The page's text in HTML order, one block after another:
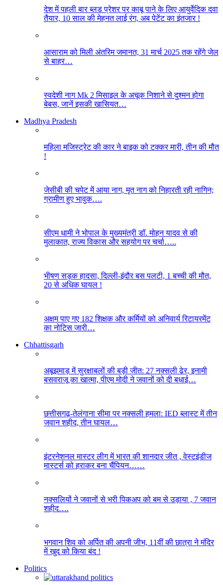
देश में पहली बार ब्लड प्रेशर पर काबू पाने के लिए आयुर्वेदिक दवा
तैयार, 10 साल की मेहनत लाई रंग, अब पेटेंट का इंतजार !
आसाराम को मिली अंतरिम जमानत, 31 मार्च 2025 तक रहेंगे जेल
से बाहर…
स्वदेशी नाग Mk 2 मिसाइल के अचूक निशाने से दुश्मन होगा
बेबस, जानें इसकी खासियत…
Madhya Pradesh
महिला मजिस्ट्रेट की कार ने बाइक को टक्कर मारी, तीन की मौत
!
जेसीबी की चपेट में आया नाग, मृत नाग को निहारती रही नागिन;
ग्रामीण हुए भावुक….
सीएम धामी ने भोपाल के मुख्यमंत्री डॉ. मोहन यादव से की
मुलाकात, राज्य विकास और सहयोग पर चर्चा…..
भीषण सड़क हादसा, दिल्ली-इंदौर बस पलटी, 1 बच्ची की मौत,
20 से अधिक घायल !
अक्षम पाए गए 182 शिक्षक और कर्मियों को अनिवार्य रिटायरमेंट
का नोटिस जारी…
Chhattisgarh
अबूझमाड़ में सुरक्षाबलों की बड़ी जीत: 27 नक्सली ढेर, इनामी
बसवराजू का खात्मा, पीएम मोदी ने जवानों को दी बधाई…
छत्तीसगढ़-तेलंगाना सीमा पर नक्सली हमला: IED ब्लास्ट में तीन
जवान शहीद, तीन घायल…
इंटरनेशनल मास्टर लीग में भारत की शानदार जीत , वेस्टइंडीज
मास्टर्स को हराकर बना चैंपियन……
नक्सलियों ने जवानों से भरी पिकअप को बम से उड़ाया , 7 जवान
शहीद….
भगवान शिव को अर्पित की अपनी जीभ, 11वीं की छात्रा ने मंदिर
में खुद को किया बंद !
Politics